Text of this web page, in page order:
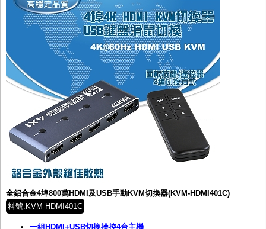
全鋁合金4埠800萬HDMI及USB手動KVM切換器(KVM-HDMI401C)
料號:KVM-HDMI401C
一組HDMI+USB切換操控4台主機